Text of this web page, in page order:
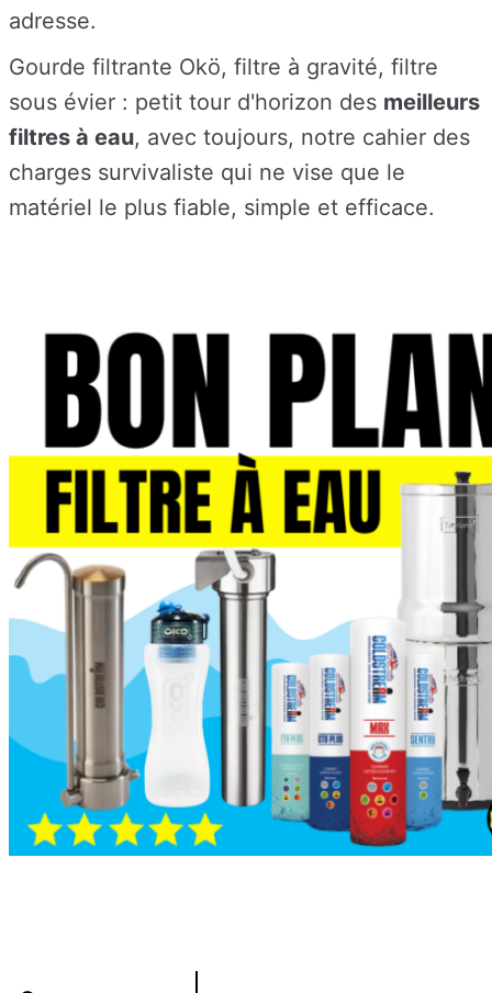
adresse.
Gourde filtrante Okö, filtre à gravité, filtre
sous évier : petit tour d'horizon des meilleurs
filtres à eau, avec toujours, notre cahier des
charges survivaliste qui ne vise que le
matériel le plus fiable, simple et efficace.